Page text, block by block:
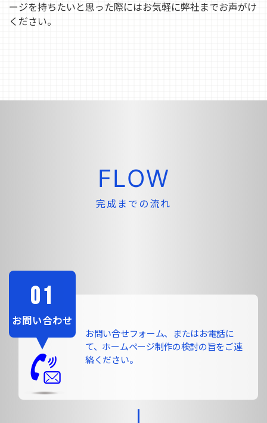
ージを持ちたいと思った際にはお気軽に弊社までお声がけ
ください。
FLOW
完成までの流れ
お問い合わせ
お問い合せフォーム、またはお電話に
て、ホームページ制作の検討の旨をご連
絡ください。